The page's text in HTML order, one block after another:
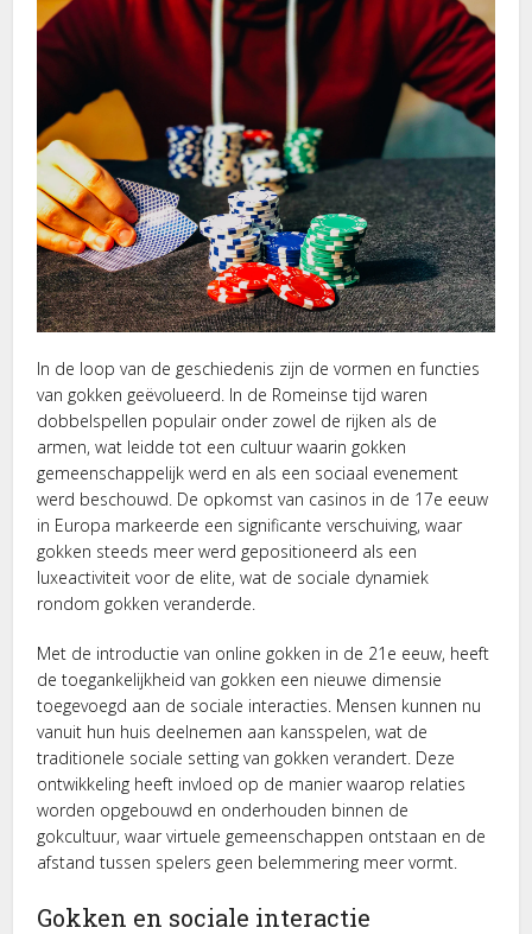
In de loop van de geschiedenis zijn de vormen en functies
van gokken geëvolueerd. In de Romeinse tijd waren
dobbelspellen populair onder zowel de rijken als de
armen, wat leidde tot een cultuur waarin gokken
gemeenschappelijk werd en als een sociaal evenement
werd beschouwd. De opkomst van casinos in de 17e eeuw
in Europa markeerde een significante verschuiving, waar
gokken steeds meer werd gepositioneerd als een
luxeactiviteit voor de elite, wat de sociale dynamiek
rondom gokken veranderde.
Met de introductie van online gokken in de 21e eeuw, heeft
de toegankelijkheid van gokken een nieuwe dimensie
toegevoegd aan de sociale interacties. Mensen kunnen nu
vanuit hun huis deelnemen aan kansspelen, wat de
traditionele sociale setting van gokken verandert. Deze
ontwikkeling heeft invloed op de manier waarop relaties
worden opgebouwd en onderhouden binnen de
gokcultuur, waar virtuele gemeenschappen ontstaan en de
afstand tussen spelers geen belemmering meer vormt.
Gokken en sociale interactie